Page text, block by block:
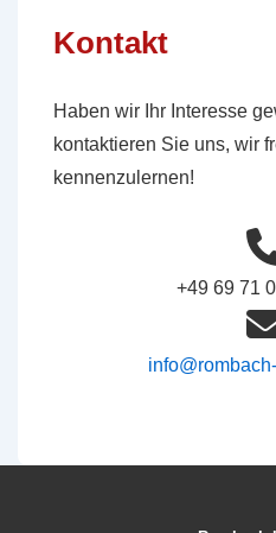
Kontakt
Haben wir Ihr Interesse
kontaktieren Sie uns, wir
kennenzulernen!
+49 69 71